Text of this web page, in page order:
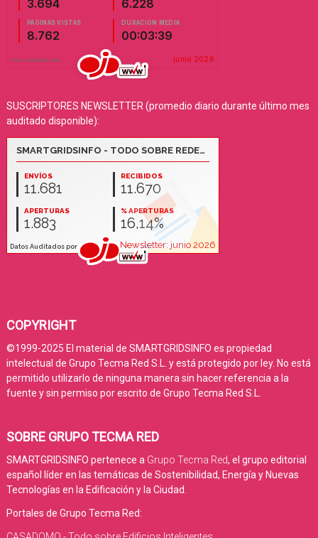
SUSCRIPTORES NEWSLETTER (promedio diario durante último mes
auditado disponible):
COPYRIGHT
©1999-2025 El material de SMARTGRIDSINFO es propiedad
intelectual de Grupo Tecma Red S.L. y está protegido por ley. No está
permitido utilizarlo de ninguna manera sin hacer referencia a la
fuente y sin permiso por escrito de Grupo Tecma Red S.L.
SOBRE GRUPO TECMA RED
SMARTGRIDSINFO pertenece a Grupo Tecma Red, el grupo editorial
español líder en las temáticas de Sostenibilidad, Energía y Nuevas
Tecnologías en la Edificación y la Ciudad.
Portales de Grupo Tecma Red: